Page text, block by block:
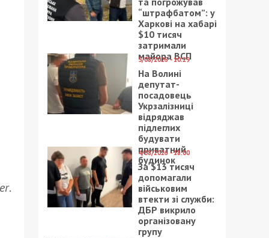
.
“штрафбатом”: у
Харкові на хабарі
$10 тисяч
затримали
майора ВСП
5/08/2026 - 10:29
На Волині
депутат-
посадовець
Укрзалізниці
відряджав
підлеглих
будувати
приватний
будинок
4/08/2026 - 18:00
За $13 тисяч
допомагали
військовим
втекти зі служби:
ДБР викрило
організовану
групу